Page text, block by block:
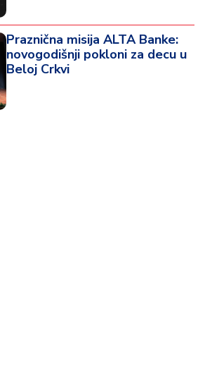
Praznična misija ALTA Banke:
novogodišnji pokloni za decu u
Beloj Crkvi